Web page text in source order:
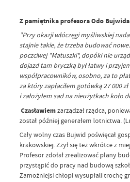
Z pamiętnika profesora Odo
"Przy okazji włóczęgi myśliwskiej
stajnie takie, że trzeba budować nowe.
poczciwej "Matuszki", dopóki nie
dojazd tam bryczką był łatwy i
współpracowników, osobno, za to
za który zapłaciłem gotówką 27 000
i założyłem sad na nieużytkach koło
Czasławiemzarządzał rządca,
został później generałem lotnictwa.
Cały wolny czas Bujwid poświęcał
krakowskiej. Zżył się też wkrótce z
Profesor zdołał zrealizować plany
przystąpić do pracy nad budową
Zamożniejsi chłopi wysupłali trochę